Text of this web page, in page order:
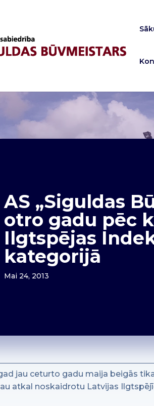
AS „Siguldas
otro gadu pēc
Ilgtspējas
kategorijā
Mai 24, 2013
jau ceturto gadu maija beigās
atkal noskaidrotu Latvijas